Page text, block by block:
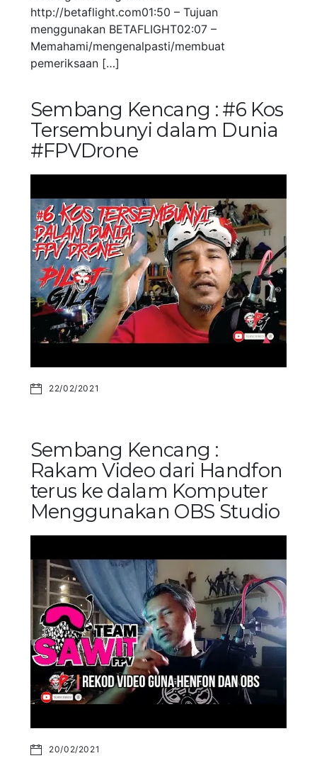
http://betaflight.com01:50 – Tujuan
menggunakan BETAFLIGHT02:07 –
Memahami/mengenalpasti/membuat
pemeriksaan […]
Sembang Kencang : #6 Kos
Tersembunyi dalam Dunia
#FPVDrone
22/02/2021
Sembang Kencang :
Rakam Video dari Handfon
terus ke dalam Komputer
Menggunakan OBS Studio
20/02/2021